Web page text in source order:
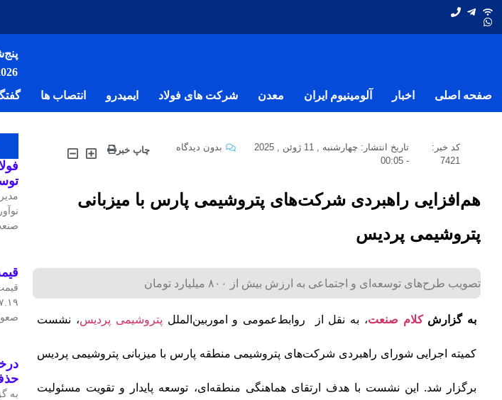
پنج‌شنبه
صفحه اصلی
اخبار آلومینیوم ایران معدن شرکت های فولاد ایمیدرو انتصاب ها
کد خبر:
7421
تاریخ انتشار: چهارشنبه , 11 ژوئن , 2025
-
00:05
بدون دیدگاه چاپ خبر
هم‌افزایی راهبردی شركت‌های پتروشیمی پارس با میزبانی
پتروشیمی پردیس
تصویب طرح‌های توسعه‌ای و اجتماعی به ارزش بیش از ۸۰۰ میلیارد تومان
به گزارشکلام صنعت، به نقل از روابط‌عمومی و اموربین‌الملل پتروشیمی پردیس، نشست
کمیته اجرایی شورای راهبردی شرکت‌های پتروشیمی منطقه پارس با میزبانی پتروشیمی پردیس
برگزار شد. این نشست با هدف ارتقای هماهنگی منطقه‌ای، توسعه پایدار و تقویت مسئولیت
قیمت
به